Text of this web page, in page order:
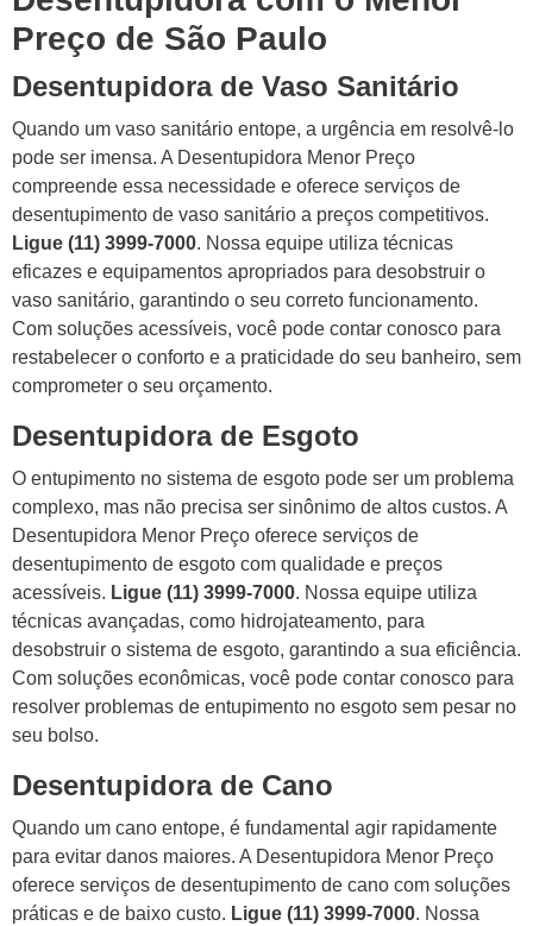
Preço de São Paulo
Desentupidora de Vaso Sanitário
Quando um vaso sanitário entope, a urgência em resolvê-lo
pode ser imensa. A Desentupidora Menor Preço
compreende essa necessidade e oferece serviços de
desentupimento de vaso sanitário a preços competitivos.
Ligue (11) 3999-7000. Nossa equipe utiliza técnicas
eficazes e equipamentos apropriados para desobstruir o
vaso sanitário, garantindo o seu correto funcionamento.
Com soluções acessíveis, você pode contar conosco para
restabelecer o conforto e a praticidade do seu banheiro, sem
comprometer o seu orçamento.
Desentupidora de Esgoto
O entupimento no sistema de esgoto pode ser um problema
complexo, mas não precisa ser sinônimo de altos custos. A
Desentupidora Menor Preço oferece serviços de
desentupimento de esgoto com qualidade e preços
acessíveis. Ligue (11) 3999-7000. Nossa equipe utiliza
técnicas avançadas, como hidrojateamento, para
desobstruir o sistema de esgoto, garantindo a sua eficiência.
Com soluções econômicas, você pode contar conosco para
resolver problemas de entupimento no esgoto sem pesar no
seu bolso.
Desentupidora de Cano
Quando um cano entope, é fundamental agir rapidamente
para evitar danos maiores. A Desentupidora Menor Preço
oferece serviços de desentupimento de cano com soluções
práticas e de baixo custo. Ligue (11) 3999-7000. Nossa